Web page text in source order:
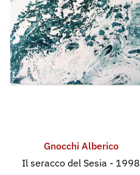
Gnocchi Alberico
Il seracco del Sesia - 1998